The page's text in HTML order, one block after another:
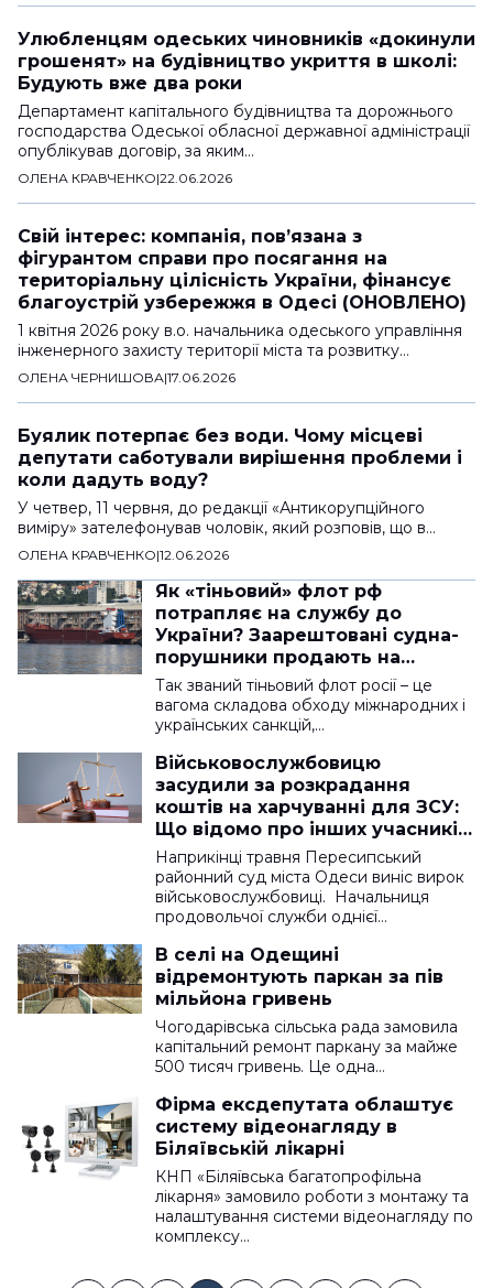
Улюбленцям одеських чиновників «докинули
грошенят» на будівництво укриття в школі:
Будують вже два роки
Департамент капітального будівництва та дорожнього
господарства Одеської обласної державної адміністрації
опублікував договір, за яким…
ОЛЕНА КРАВЧЕНКО|22.06.2026
Свій інтерес: компанія, пов’язана з
фігурантом справи про посягання на
територіальну цілісність України, фінансує
благоустрій узбережжя в Одесі (ОНОВЛЕНО)
1 квітня 2026 року в.о. начальника одеського управління
інженерного захисту території міста та розвитку…
ОЛЕНА ЧЕРНИШОВА|17.06.2026
Буялик потерпає без води. Чому місцеві
депутати саботували вирішення проблеми і
коли дадуть воду?
У четвер, 11 червня, до редакції «Антикорупційного
виміру» зателефонував чоловік, який розповів, що в…
ОЛЕНА КРАВЧЕНКО|12.06.2026
Як «тіньовий» флот рф
потрапляє на службу до
України? Заарештовані судна-
порушники продають на
аукціоні, гроші йдуть у
бюджет
Так званий тіньовий флот росії – це
вагома складова обходу міжнародних і
українських санкцій,…
Військовослужбовицю
засудили за розкрадання
коштів на харчуванні для ЗСУ:
Що відомо про інших учасників
схеми?
Наприкінці травня Пересипський
районний суд міста Одеси виніс вирок
військовослужбовиці. Начальниця
продовольчої служби однієї…
В селі на Одещині
відремонтують паркан за пів
мільйона гривень
Чогодарівська сільська рада замовила
капітальний ремонт паркану за майже
500 тисяч гривень. Це одна…
Фірма ексдепутата облаштує
систему відеонагляду в
Біляївській лікарні
КНП «Біляївська багатопрофільна
лікарня» замовило роботи з монтажу та
налаштування системи відеонагляду по
комплексу…